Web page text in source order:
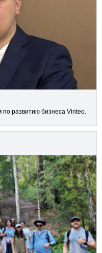
по развитию бизнеса Vinteo.